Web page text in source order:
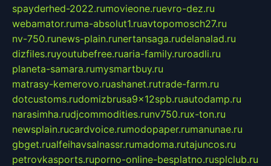
spayderhed-2022.rumovieone.ruevro-dez.ru
webamator.ruma-absolut1.ruavtopomosch27.ru
nv-750.runews-plain.runertansaga.rudelanalad.ru
dizfiles.ruyoutubefree.ruaria-family.ruroadli.ru
planeta-samara.rumysmartbuy.ru
matrasy-kemerovo.ruashanet.rutrade-farm.ru
dotcustoms.rudomizbrusa9x12spb.ruautodamp.ru
narasimha.rudjcommodities.runv750.rux-ton.ru
newsplain.rucardvoice.rumodopaper.rumanunae.ru
gbget.rualfeihavsalnassr.rumadoma.rutajuncos.ru
petrovkasports.ruporno-online-besplatno.rusplclub.ru